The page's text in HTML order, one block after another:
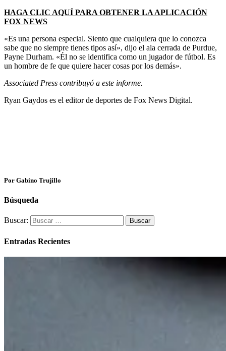
HAGA CLIC AQUÍ PARA OBTENER LA APLICACIÓN
FOX NEWS
«Es una persona especial. Siento que cualquiera que lo conozca
sabe que no siempre tienes tipos así», dijo el ala cerrada de Purdue,
Payne Durham. «Él no se identifica como un jugador de fútbol. Es
un hombre de fe que quiere hacer cosas por los demás».
Associated Press contribuyó a este informe.
Ryan Gaydos es el editor de deportes de Fox News Digital.
Por Gabino Trujillo
Búsqueda
Buscar:
Entradas Recientes